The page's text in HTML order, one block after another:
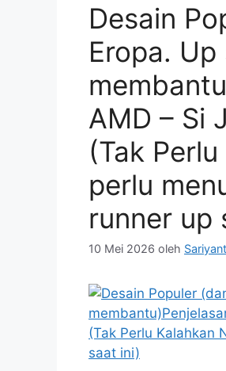
Desain
Eropa.
AMD – Si
(Tak
perlu
runner up
10 Mei 2026 oleh